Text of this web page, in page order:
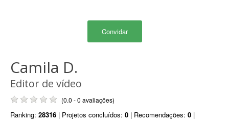
Convidar
Camila D.
Editor de vídeo
(0.0 - 0 avaliações)
Ranking: 28316 | Projetos concluídos: 0 | Recomendações: 0 |